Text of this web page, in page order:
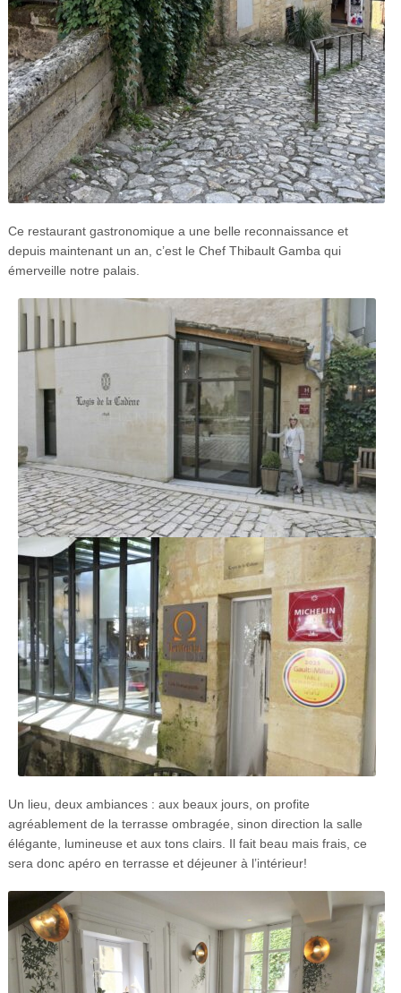
Ce restaurant gastronomique a une belle reconnaissance et
depuis maintenant un an, c’est le Chef Thibault Gamba qui
émerveille notre palais.
Un lieu, deux ambiances : aux beaux jours, on profite
agréablement de la terrasse ombragée, sinon direction la salle
élégante, lumineuse et aux tons clairs. Il fait beau mais frais, ce
sera donc apéro en terrasse et déjeuner à l’intérieur!